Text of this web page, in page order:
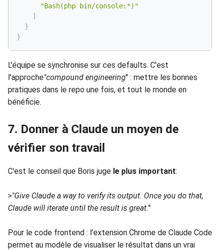
"Bash(php bin/console:*)"
]
}
}
L'équipe se synchronise sur ces defaults. C'est
l'approche"compound engineering" : mettre les bonnes
pratiques dans le repo une fois, et tout le monde en
bénéficie.
7. Donner à Claude un moyen de
vérifier son travail
C'est le conseil que Boris juge le plus important:
>"Give Claude a way to verify its output. Once you do that,
Claude will iterate until the result is great."
Pour le code frontend : l'extension Chrome de Claude Code
permet au modèle de visualiser le résultat dans un vrai